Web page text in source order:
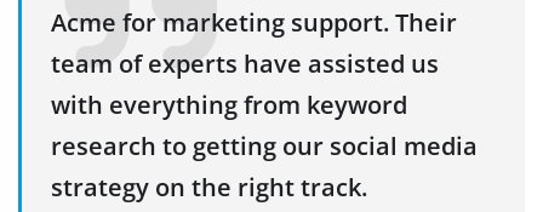
Acme for marketing support. Their
team of experts have assisted us
with everything from keyword
research to getting our social media
strategy on the right track.